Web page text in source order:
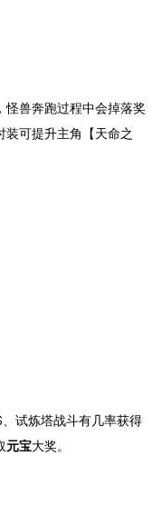
怪兽奔跑过程中会掉落奖
装可提升主角【天命之
、试炼塔战斗有几率获得
元宝大奖。